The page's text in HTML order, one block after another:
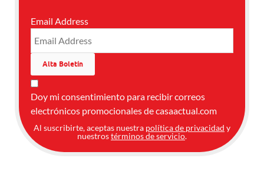
Email Address
Doy mi consentimiento para recibir correos
electrónicos promocionales de casaactual.com
Al suscribirte, aceptas nuestra política de privacidad y
nuestrostérminos de servicio.